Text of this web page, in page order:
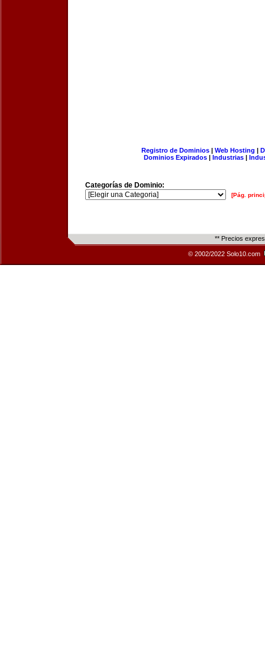
Registro de Dominios| Web Hosting |
Dominios Expirados | Industrias |
Categorías de Dominio:
[Pág.
** Precios
© 2002/2022 Solo10.com